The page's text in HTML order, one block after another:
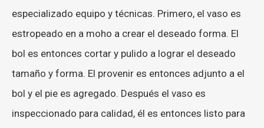
especializado equipo y técnicas. Primero, el vaso es
estropeado en a moho a crear el deseado forma. El
bol es entonces cortar y pulido a lograr el deseado
tamaño y forma. El provenir es entonces adjunto a el
bol y el pie es agregado. Después el vaso es
inspeccionado para calidad, él es entonces listo para